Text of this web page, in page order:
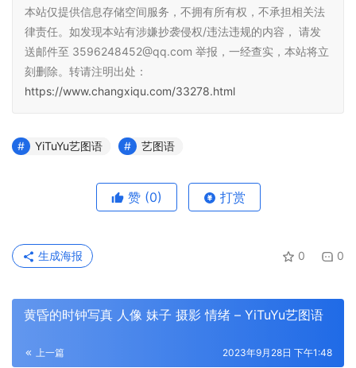
本站仅提供信息存储空间服务，不拥有所有权，不承担相关法
律责任。如发现本站有涉嫌抄袭侵权/违法违规的内容， 请发
送邮件至 3596248452@qq.com 举报，一经查实，本站将立
刻删除。转请注明出处：
https://www.changxiqu.com/33278.html
YiTuYu艺图语 艺图语
赞 (0) 打赏
0 0
生成海报
黄昏的时钟写真 人像 妹子 摄影 情绪 – YiTuYu艺图语
上一篇 2023年9月28日 下午1:48